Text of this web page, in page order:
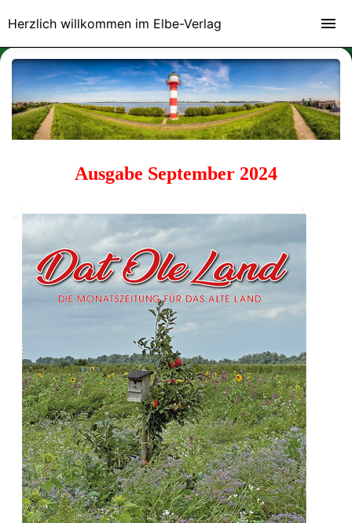
Ausgabe September 2024
Herzlich willkommen im Elbe-Verlag